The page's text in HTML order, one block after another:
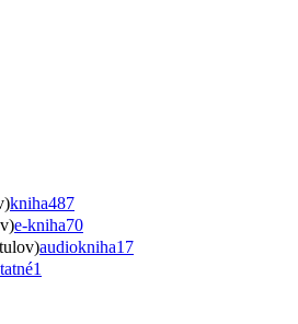
kniha487
e-kniha70
audiokniha17
1